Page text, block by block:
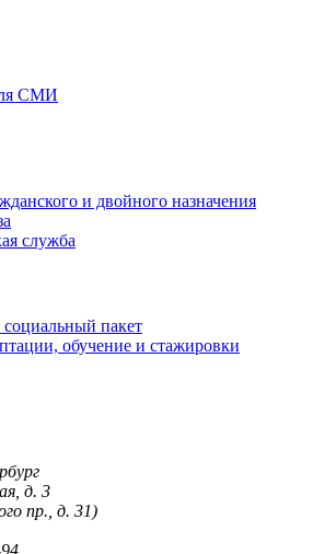
СМИ
и двойного назначения
служба
пакет
обучение и стажировки
д. 3
пр., д. 31)